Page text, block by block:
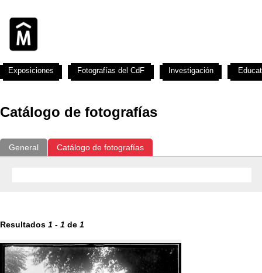
Catálogo de fotografías
General Catálogo de fotografías
Resultados 1 - 1 de 1
Exposiciones Fotografías del CdF Investigación